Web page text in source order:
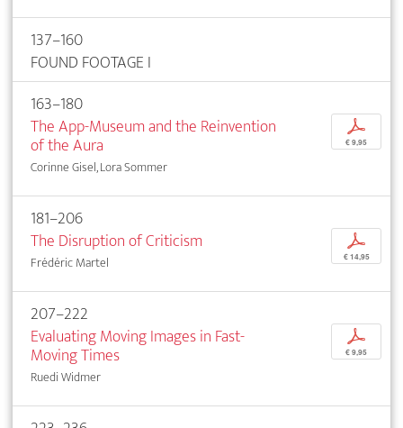
137–160
FOUND FOOTAGE I
163–180
The App-Museum and the Reinvention
of the Aura
Corinne Gisel, Lora Sommer
p
€ 9,95
181–206
The Disruption of Criticism
Frédéric Martel
p
€ 14,95
207–222
Evaluating Moving Images in Fast-
Moving Times
Ruedi Widmer
p
€ 9,95